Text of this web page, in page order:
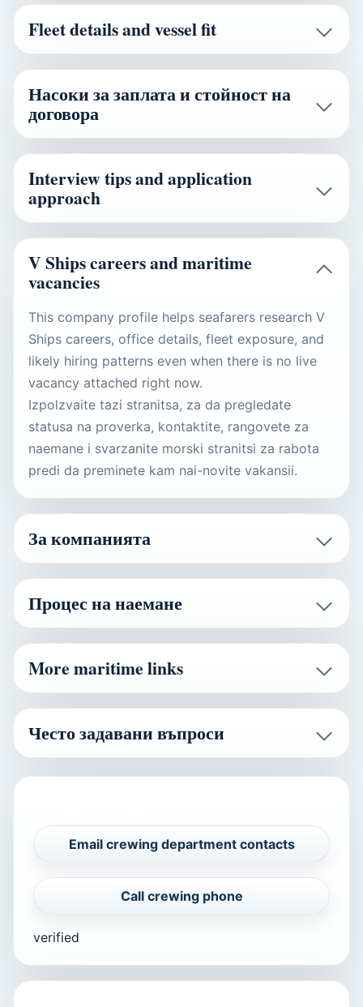
Fleet details and vessel fit
Насоки за заплата и стойност на
договора
Interview tips and application
approach
V Ships careers and maritime
vacancies
This company profile helps seafarers research V
Ships careers, office details, fleet exposure, and
likely hiring patterns even when there is no live
vacancy attached right now.
Izpolzvaite tazi stranitsa, za da pregledate
statusa na proverka, kontaktite, rangovete za
naemane i svarzanite morski stranitsi za rabota
predi da preminete kam nai-novite vakansii.
За компанията
Процес на наемане
More maritime links
Често задавани въпроси
Email crewing department contacts
Call crewing phone
verified